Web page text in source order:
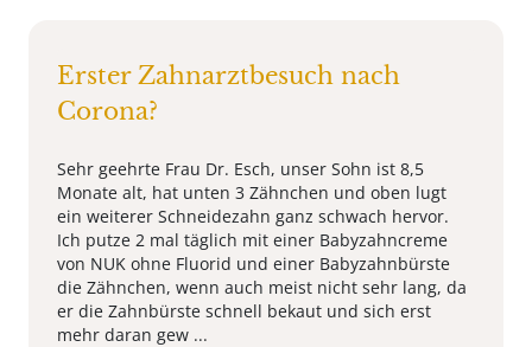
Erster Zahnarztbesuch nach
Corona?
Sehr geehrte Frau Dr. Esch, unser Sohn ist 8,5
Monate alt, hat unten 3 Zähnchen und oben lugt
ein weiterer Schneidezahn ganz schwach hervor.
Ich putze 2 mal täglich mit einer Babyzahncreme
von NUK ohne Fluorid und einer Babyzahnbürste
die Zähnchen, wenn auch meist nicht sehr lang, da
er die Zahnbürste schnell bekaut und sich erst
mehr daran gew ...